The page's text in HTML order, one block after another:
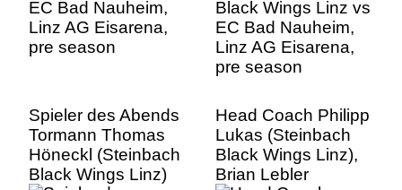
Spieler des Abends
Tormann Thomas
Höneckl (Steinbach
Black Wings Linz)
Head Coach Philipp
Lukas (Steinbach
Black Wings Linz),
Brian Lebler